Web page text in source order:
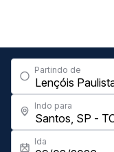
Partindo de
Indo para
Ida